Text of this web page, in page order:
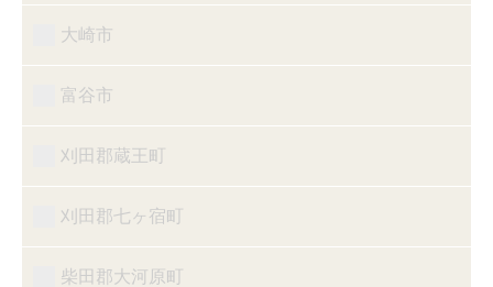
大崎市
富谷市
刈田郡蔵王町
刈田郡七ヶ宿町
柴田郡大河原町